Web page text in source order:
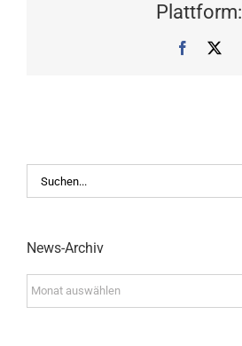
Plattform:
Facebook
Suche
News-Archiv
News-